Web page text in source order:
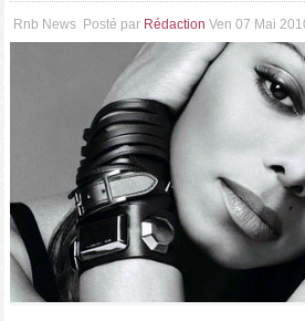
Rnb News Posté par Rédaction Ven 07 Mai